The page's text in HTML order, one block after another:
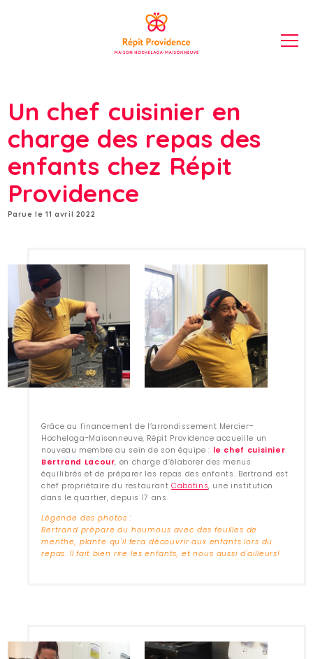
Un chef cuisinier en
charge des repas des
enfants chez Répit
Providence
Parue le 11 avril 2022
Grâce au financement de l’arrondissement Mercier–
Hochelaga-Maisonneuve, Répit Providence accueille un
nouveau membre au sein de son équipe : le chef cuisinier
Bertrand Lacour, en charge d’élaborer des menus
équilibrés et de préparer les repas des enfants. Bertrand est
chef propriétaire du restaurantCabotins, une institution
dans le quartier, depuis 17 ans.
Légende des photos :
Bertrand prépare du houmous avec des feuilles de
menthe, plante qu'il fera découvrir aux enfants lors du
repas. Il fait bien rire les enfants, et nous aussi d'ailleurs!